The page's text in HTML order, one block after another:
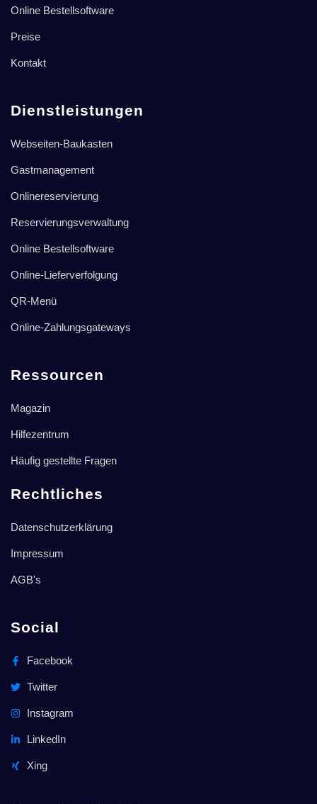
Online Bestellsoftware
Preise
Kontakt
Dienstleistungen
Webseiten-Baukasten
Gastmanagement
Onlinereservierung
Reservierungsverwaltung
Online Bestellsoftware
Online-Lieferverfolgung
QR-Menü
Online-Zahlungsgateways
Ressourcen
Magazin
Hilfezentrum
Häufig gestellte Fragen
Rechtliches
Datenschutzerklärung
Impressum
AGB's
Social
Facebook
Twitter
Instagram
LinkedIn
Xing